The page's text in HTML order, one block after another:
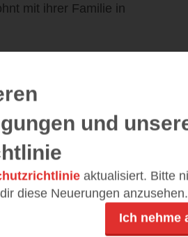
mit ihrer Familie in
und
aktualisiert. Bitte
diese Neuerungen anzusehen.
Ich nehme